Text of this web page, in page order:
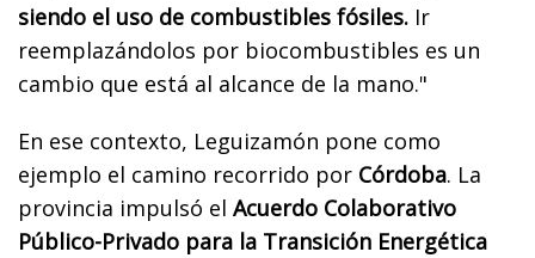
siendo el uso de combustibles fósiles. Ir
reemplazándolos por biocombustibles es un
cambio que está al alcance de la mano."
En ese contexto, Leguizamón pone como
ejemplo el camino recorrido por Córdoba. La
provincia impulsó el Acuerdo Colaborativo
Público-Privado para la Transición Energética